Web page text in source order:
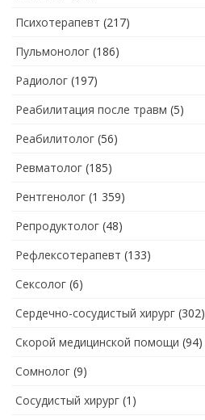
Психотерапевт (217)
Пульмонолог (186)
Радиолог (197)
Реабилитация после травм (5)
Реабилитолог (56)
Ревматолог (185)
Рентгенолог (1 359)
Репродуктолог (48)
Рефлексотерапевт (133)
Сексолог (6)
Сердечно-сосудистый хирург (302)
Скорой медицинской помощи (94)
Сомнолог (9)
Сосудистый хирург (1)